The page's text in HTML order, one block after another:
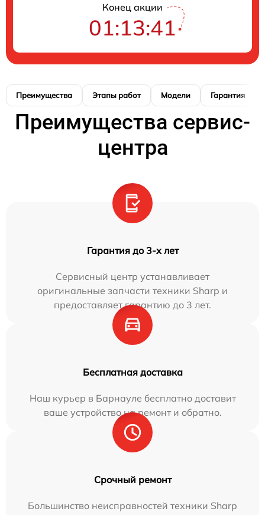
Конец акции
01:13:41
Преимущества Этапы работ Модели Гарантия
Преимущества сервис-
центра
Гарантия до 3-х лет
Сервисный центр устанавливает
оригинальные запчасти техники Sharp и
предоставляет гарантию до 3 лет.
Бесплатная доставка
Наш курьер в Барнауле бесплатно доставит
ваше устройство на ремонт и обратно.
Срочный ремонт
Большинство неисправностей техники Sharp